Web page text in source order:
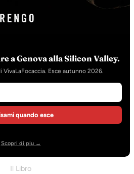
a Genova alla Silicon Valley.
Esce autunno 2026.
quando esce
Scopri di piu →
Il Libro